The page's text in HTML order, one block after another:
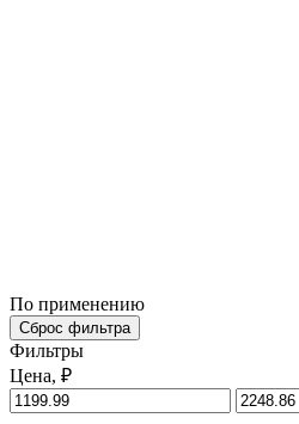
По применению
Сброс фильтра
Фильтры
Цена, ₽